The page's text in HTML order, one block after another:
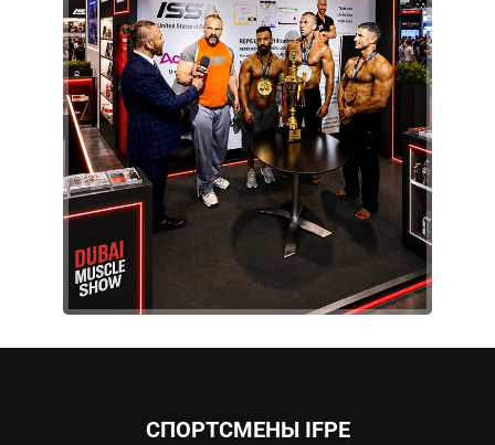
СПОРТСМЕНЫ IFPE